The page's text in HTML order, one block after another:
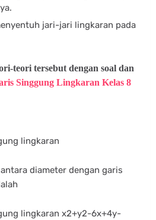
jari-jari lingkaran pada
teori tersebut dengan soal dan
Singgung Lingkaran Kelas 8
lingkaran
diameter dengan garis
lingkaran x2+y2-6x+4y-